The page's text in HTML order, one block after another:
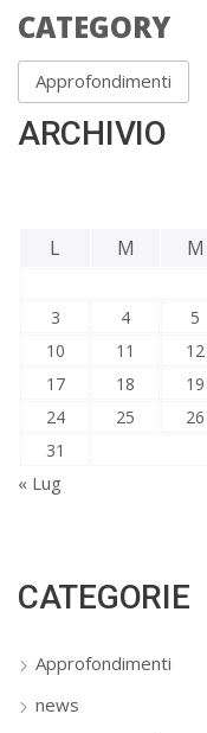
CATEGORY
Approfondimenti
ARCHIVIO
L M M
3
4 5
10
11 12
17
18 19
24
25 26
31
« Lug
CATEGORIE
Approfondimenti
news